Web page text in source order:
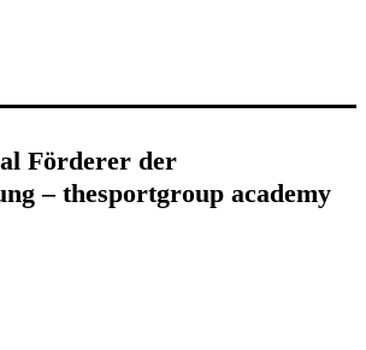
Förderer der
– thesportgroup academy